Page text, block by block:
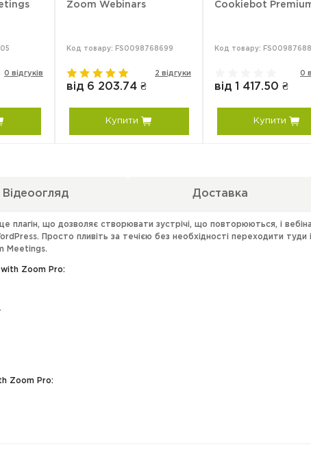
0 відгуків
Zoom Webinars
Код товару: FS0098768699
2 відгуки
від 6 203.74 ₴
Купити
Cookiebot
Код товару:
0
від 1 417.50 ₴
Купити
Відеоогляд Доставка
плагін, що дозволяє створювати зустрічі, що повторюються, і
Просто пливіть за течією без необхідності переходити туди
Meetings.
with Zoom Pro:
Zoom Pro: